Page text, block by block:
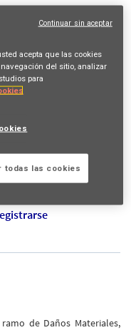
28043
esta búsqueda
de Daños Materiales,
acepta que las cookies
del sitio, analizar
para
todas las cookies
Continuar sin aceptar